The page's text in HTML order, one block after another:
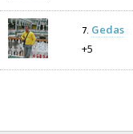
7. Gedas
+5